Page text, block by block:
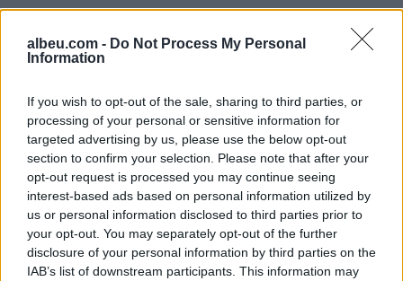
albeu.com - Do Not Process My Personal
Information
If you wish to opt-out of the sale, sharing to third parties, or
processing of your personal or sensitive information for
targeted advertising by us, please use the below opt-out
section to confirm your selection. Please note that after your
opt-out request is processed you may continue seeing
interest-based ads based on personal information utilized by
us or personal information disclosed to third parties prior to
your opt-out. You may separately opt-out of the further
disclosure of your personal information by third parties on the
IAB’s list of downstream participants. This information may
Shtuarmë14.06.2026 16:11
Tags:
gazetarin , mateo sherr